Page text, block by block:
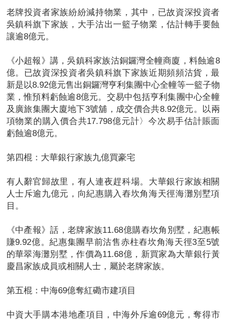
老牌投資者家族紛紛減持物業，其中，已故資深投資者
吳鎮科旗下家族，大手沽出一籃子物業，估計轉手要蝕
讓逾8億元。
《小超報》講，吳鎮科家族沽銅鑼灣全幢商廈，料蝕逾8
億。已故資深投資者吳鎮科旗下家族近期頻頻沽貨，最
新是以8.92億元售出銅鑼灣亨利集團中心全幢等一籃子物
業，惟預料虧蝕逾8億元。交易中包括亨利集團中心全幢
及廣旅集團大廈地下3號舖，成交價合共8.92億元。以兩
項物業的購入價合共17.798億元計〉今次易手估計賬面
虧蝕逾8億元。
第四棍：大華銀行家族九億買豪宅
有人辭官歸故里，有人連夜趕科場。大華銀行家族相關
人士斥逾九億元，向紀惠購入舂坎角海天徑海灘別墅項
目。
《中產報》話，老牌家族11.68億購舂坎角別墅，紀惠帳
賺9.92億。紀惠集團早前沽售赤柱舂坎角海天徑3至5號
的華翠海灘別墅，作價為11.68億，新買家為大華銀行黃
慶昌家族成員或相關人士，屬於老牌家族。
第五棍：中海69億奪紅磡市建項目
中資大手購本港地產項目，中海外斥逾69億元，奪得市